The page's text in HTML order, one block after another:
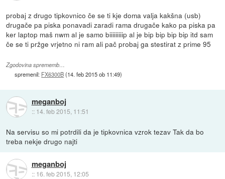
probaj z drugo tipkovnico če se ti kje doma valja kakšna (usb)
drugače pa piska ponavadi zaradi rama drugače kako pa piska pa
ker laptop maš nwm al je samo biiiiiiiiip al je bip bip bip bip itd sam
če se ti pržge vrjetno ni ram ali pač probaj ga stestirat z prime 95
Zgodovina sprememb…
spremenil: FX6300B(14. feb 2015 ob 11:49)
meganboj
:: 14. feb 2015, 11:51
Na servisu so mi potrdili da je tipkovnica vzrok tezav Tak da bo
treba nekje drugo najti
meganboj
:: 16. feb 2015, 12:05